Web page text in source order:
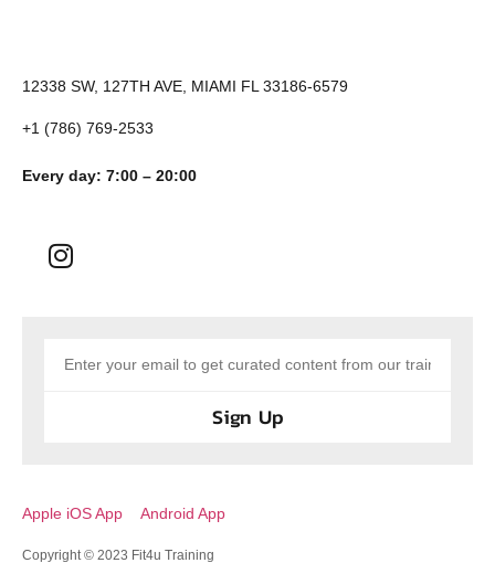
12338 SW, 127TH AVE, MIAMI FL 33186-6579
+1 (786) 769-2533
Every day: 7:00 – 20:00
Sign Up
Apple iOS App Android App
Copyright © 2023 Fit4u Training